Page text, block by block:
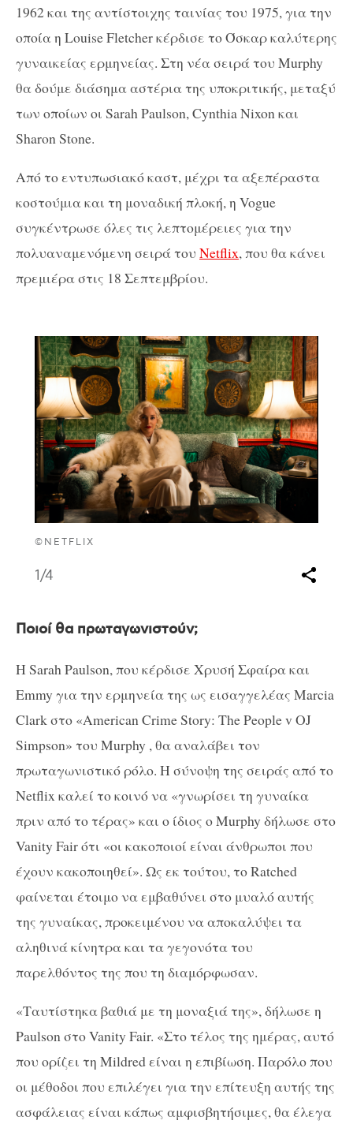
1962 και της αντίστοιχης ταινίας του 1975, για την
οποία η Louise Fletcher κέρδισε το Όσκαρ καλύτερης
γυναικείας ερμηνείας. Στη νέα σειρά του Murphy
θα δούμε διάσημα αστέρια της υποκριτικής, μεταξύ
των οποίων οι Sarah Paulson, Cynthia Nixon και
Sharon Stone.
Από το εντυπωσιακό καστ, μέχρι τα αξεπέραστα
κοστούμια και τη μοναδική πλοκή, η Vogue
συγκέντρωσε όλες τις λεπτομέρειες για την
πολυαναμενόμενη σειρά του Netflix, που θα κάνει
πρεμιέρα στις 18 Σεπτεμβρίου.
©NETFLIX
1/4
Ποιοί θα πρωταγωνιστούν;
Η Sarah Paulson, που κέρδισε Χρυσή Σφαίρα και
Emmy για την ερμηνεία της ως εισαγγελέας Marcia
Clark στο «American Crime Story: The People v OJ
Simpson» του Murphy , θα αναλάβει τον
πρωταγωνιστικό ρόλο. Η σύνοψη της σειράς από το
Netflix καλεί το κοινό να «γνωρίσει τη γυναίκα
πριν από το τέρας» και ο ίδιος ο Murphy δήλωσε στο
Vanity Fair ότι «οι κακοποιοί είναι άνθρωποι που
έχουν κακοποιηθεί». Ως εκ τούτου, το Ratched
φαίνεται έτοιμο να εμβαθύνει στο μυαλό αυτής
της γυναίκας, προκειμένου να αποκαλύψει τα
αληθινά κίνητρα και τα γεγονότα του
παρελθόντος της που τη διαμόρφωσαν.
«Ταυτίστηκα βαθιά με τη μοναξιά της», δήλωσε η
Paulson στο Vanity Fair. «Στο τέλος της ημέρας, αυτό
που ορίζει τη Mildred είναι η επιβίωση. Παρόλο που
οι μέθοδοι που επιλέγει για την επίτευξη αυτής της
ασφάλειας είναι κάπως αμφισβητήσιμες, θα έλεγα